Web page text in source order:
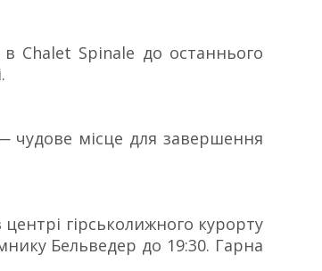
в Chalet Spinale до останнього
чудове місце для завершення
гірськолижного курорту
Бельведер до 19:30. Гарна